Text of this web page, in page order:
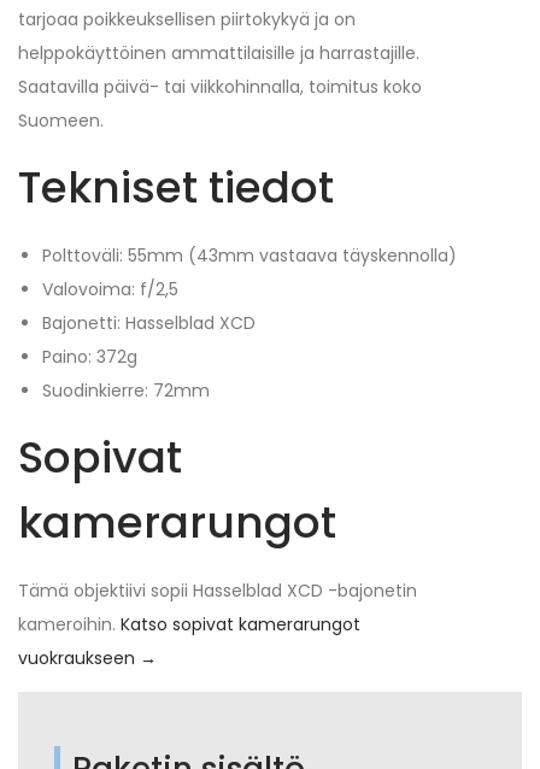
tarjoaa poikkeuksellisen piirtokykyä ja on
helppokäyttöinen ammattilaisille ja harrastajille.
Saatavilla päivä- tai viikkohinnalla, toimitus koko
Suomeen.
Tekniset tiedot
Polttoväli: 55mm (43mm vastaava täyskennolla)
Valovoima: f/2,5
Bajonetti: Hasselblad XCD
Paino: 372g
Suodinkierre: 72mm
Sopivat
kamerarungot
Tämä objektiivi sopii Hasselblad XCD -bajonetin
kameroihin. Katso sopivat kamerarungot
vuokraukseen →